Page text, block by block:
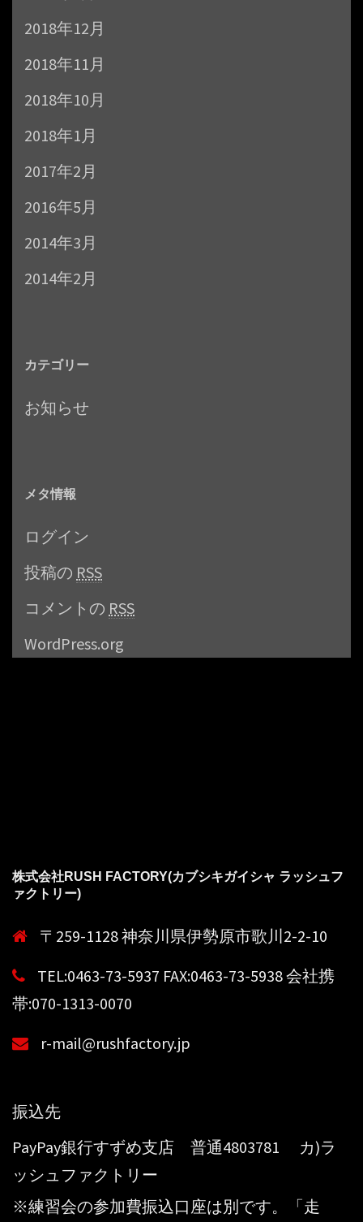
2018年12月
2018年11月
2018年10月
2018年1月
2017年2月
2016年5月
2014年3月
2014年2月
カテゴリー
お知らせ
メタ情報
ログイン
投稿の RSS
コメントの RSS
WordPress.org
株式会社RUSH FACTORY(カブシキガイシャ ラッシュフ
ァクトリー)
〒259-1128 神奈川県伊勢原市歌川2-2-10
TEL:0463-73-5937 FAX:0463-73-5938 会社携
帯:070-1313-0070
r-mail@rushfactory.jp
振込先
PayPay銀行すずめ支店 普通4803781 カ)ラ
ッシュファクトリー
※練習会の参加費振込口座は別です。「走